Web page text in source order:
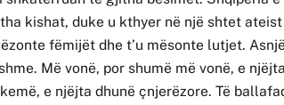
kishat, duke u kthyer në një shtet ateist
fëmijët dhe t’u mësonte lutjet.
Më vonë, por shumë më vonë, e
e njëjta dhunë çnjerëzore. Të